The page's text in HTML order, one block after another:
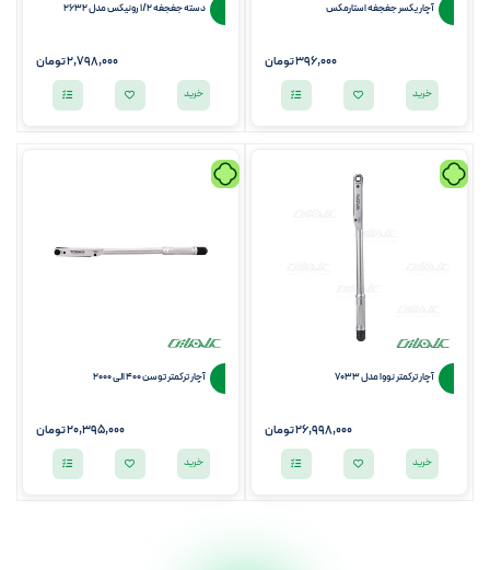
آچار یکسر جغجغه استارمکس
396,000 تومان
خرید
دسته جغجغه 1/2 رونیکس مدل 2632
2,798,000تومان
خرید
آچار ترکمتر نووا مدل 7033
26,998,000تومان
خرید
آچار ترکمتر توسن 400 الی 2000
20,395,000تومان
خرید